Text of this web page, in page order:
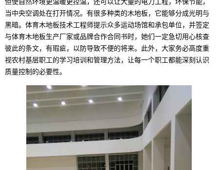
但使自然环境更温暖更控温，还可以让大量的电力工程，环保节能，
当中央空调处在打开情况。有很多种类的木地板，它能够分成光明与
黑暗。体育木地板技术工程师提示众多运动场馆和承包单位，并签定
与体育木地板生产厂家或品牌合作合同书时，她们一定急切用心核查
彼此的条文，有瑕疵，以防导致不便的将来。此外，大家务必高度重
视农村基层职工的学习培训和管理方法，让每一个职工都能深刻认识
质量控制的必要性。